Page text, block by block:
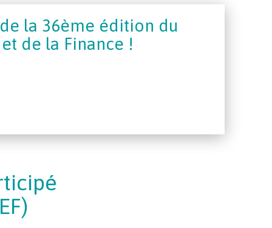
la 36ème édition du
de la Finance !